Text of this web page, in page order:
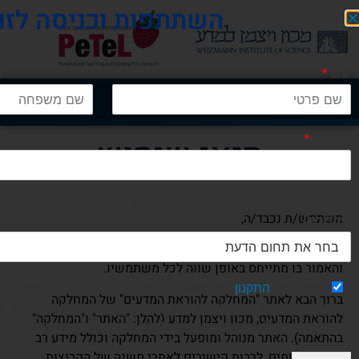
תנאי שימוש
משתמש/ת נכבד/ה,
השימוש בלשון זכר במסמך זה נעשה מטעמי נוחות בלבד,
והאמור בו מתייחס באופן שווה לכל משתמשיו.
ברוך הבא לאתר "המחלקה להוראת המדעים" של המחלקה
להוראת המדעים, מכון ויצמן למדע (להלן: "האתר" ו"המחלקה"
בהתאמה). האתר מנוהל ומופעל בידי המחלקה וכולל מידע רב
השתתפות וכניסה
*
*
שבחרת)
התקנון
אם אינכם מעוניינים שתמונתכם או קולכם יוקלטו, אנא כבו
שברשותכם. מילוי טופס רישום זה נדרש עבור ההשתפות תקנון